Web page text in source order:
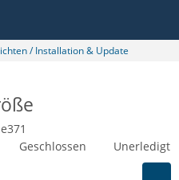
/ Installation & Update
Geschlossen Unerledigt